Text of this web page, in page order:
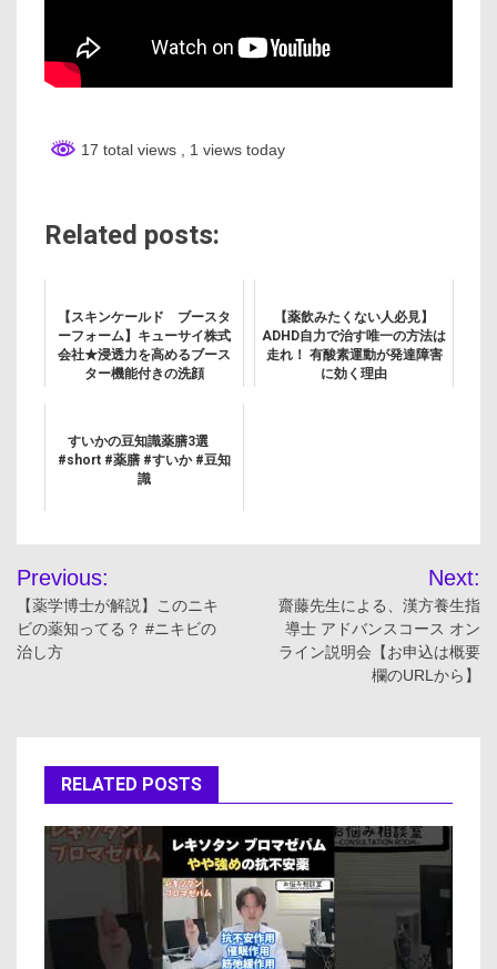
17 total views , 1 views today
Related posts:
【スキンケールド ブースタ
ーフォーム】キューサイ株式
会社★浸透力を高めるブース
ター機能付きの洗顔
【薬飲みたくない人必見】
ADHD自力で治す唯一の方法は
走れ！ 有酸素運動が発達障害
に効く理由
すいかの豆知識薬膳3選
#short #薬膳 #すいか #豆知
識
投
稿
ナ
ー
シ
ン
Previous:
【薬学博士が解説】このニキ
ビの薬知ってる？ #ニキビの
治し方
Next:
齋藤先生による、漢方養生指
導士 アドバンスコース オン
ライン説明会【お申込は概要
欄のURLから】
RELATED POSTS